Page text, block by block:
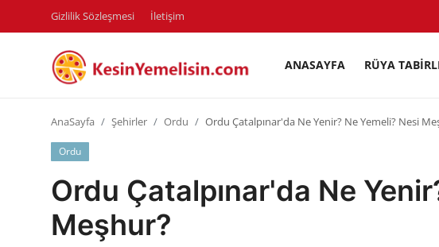
Gizlilik Sözleşmesi İletişim
ANASAYFA RÜYA
Diyet & Sağlıklı Beslenme
AnaSayfa Şehirler Ordu Ordu Çatalpınar'da Ne Yenir? Ne Yemeli? Nesi
Ordu
Ordu Çatalpınar'da Ne
Meşhur?